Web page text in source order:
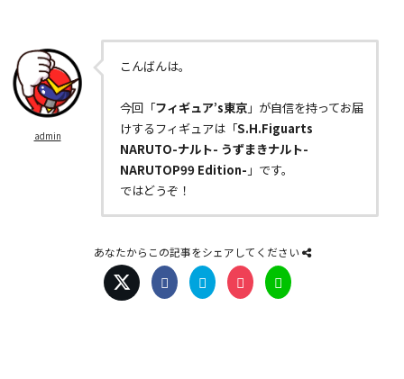
admin
こんばんは。
今回「フィギュア’s東京 」が自信を持ってお届
けするフィギュアは「S.H.Figuarts
NARUTO-ナルト- うずまきナルト-
NARUTOP99 Edition- 」です。
ではどうぞ！
あなたからこの記事をシェアしてください